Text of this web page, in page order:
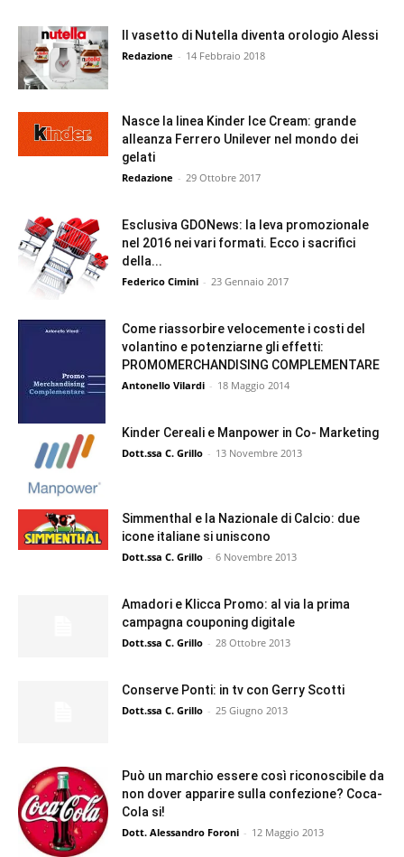
Il vasetto di Nutella diventa orologio Alessi
Redazione - 14 Febbraio 2018
Nasce la linea Kinder Ice Cream: grande
alleanza Ferrero Unilever nel mondo dei
gelati
Redazione - 29 Ottobre 2017
Esclusiva GDONews: la leva promozionale
nel 2016 nei vari formati. Ecco i sacrifici
della...
Federico Cimini - 23 Gennaio 2017
Come riassorbire velocemente i costi del
volantino e potenziarne gli effetti:
PROMOMERCHANDISING COMPLEMENTARE
Antonello Vilardi - 18 Maggio 2014
Kinder Cereali e Manpower in Co- Marketing
Dott.ssa C. Grillo - 13 Novembre 2013
Simmenthal e la Nazionale di Calcio: due
icone italiane si uniscono
Dott.ssa C. Grillo - 6 Novembre 2013
Amadori e Klicca Promo: al via la prima
campagna couponing digitale
Dott.ssa C. Grillo - 28 Ottobre 2013
Conserve Ponti: in tv con Gerry Scotti
Dott.ssa C. Grillo - 25 Giugno 2013
Può un marchio essere così riconoscibile da
non dover apparire sulla confezione? Coca-
Cola si!
Dott. Alessandro Foroni - 12 Maggio 2013